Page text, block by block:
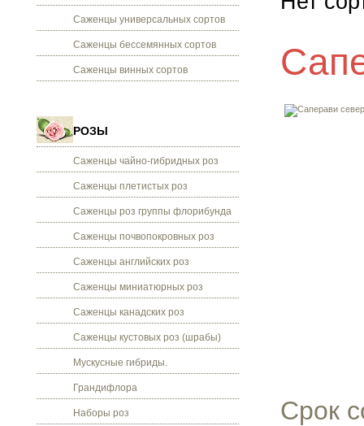
Саженцы универсальных сортов
Саженцы бессемянных сортов
Саженцы винных сортов
РОЗЫ
Саженцы чайно-гибридных роз
Саженцы плетистых роз
Саженцы роз группы флорибунда
Саженцы почвопокровных роз
Саженцы английских роз
Саженцы миниатюрных роз
Саженцы канадских роз
Саженцы кустовых роз (шрабы)
Мускусные гибриды.
Грандифлора
Наборы роз
Срок